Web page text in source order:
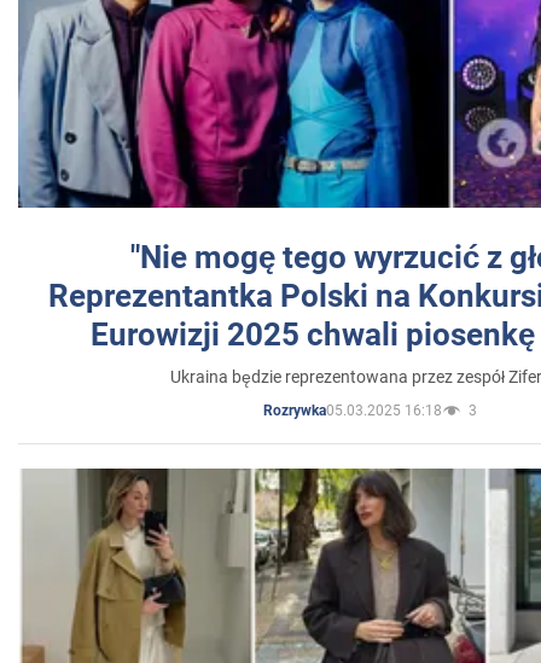
"Nie mogę tego wyrzucić z
Reprezentantka Polski na
Eurowizji 2025 chwali
Ukraina będzie reprezentowana przez zespół
Rozrywka05.03.2025 16:18 3